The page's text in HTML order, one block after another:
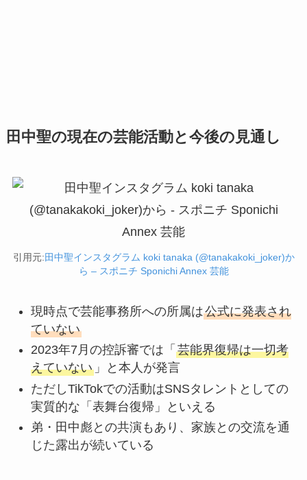
田中聖の現在の芸能活動と今後の見通し
引用元:田中聖インスタグラム koki tanaka (@tanakakoki_joker)か
ら – スポニチ Sponichi Annex 芸能
現時点で芸能事務所への所属は公式に発表され
ていない
2023年7月の控訴審では「 芸能界復帰は一切考
えていない」と本人が発言
ただしTikTokでの活動はSNSタレントとしての
実質的な「表舞台復帰」といえる
弟・田中彪との共演もあり、家族との交流を通
じた露出が続いている